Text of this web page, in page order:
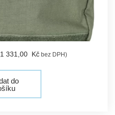
1 331,00 Kčbez DPH)
do